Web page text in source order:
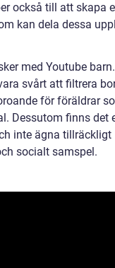
också till att skapa
kan dela dessa
med Youtube
svårt att filtrera
för föräldrar
Dessutom finns det
inte ägna tillräckligt
socialt samspel.